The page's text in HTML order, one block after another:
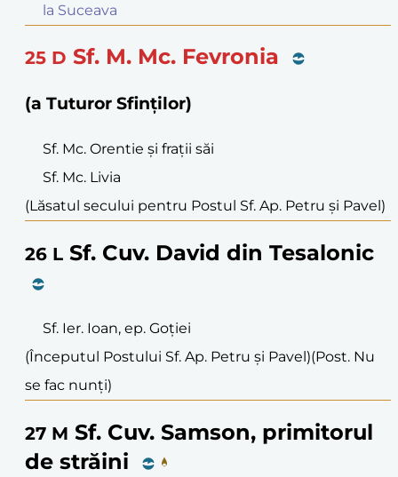
la Suceava
25 D Sf. M. Mc. Fevronia
(a Tuturor Sfinților)
Sf. Mc. Orentie și frații săi
Sf. Mc. Livia
(Lăsatul secului pentru Postul Sf. Ap. Petru și Pavel)
26 L Sf. Cuv. David din Tesalonic
Sf. Ier. Ioan, ep. Goției
(Începutul Postului Sf. Ap. Petru și Pavel)(Post. Nu
se fac nunți)
27 M Sf. Cuv. Samson, primitorul
de străini